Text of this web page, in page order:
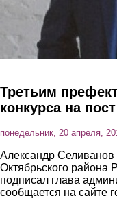
Третьим
конкурса на
понедельник, 20 апреля,
Александр Селиванов
Октябрьского района
подписал глава
сообщается на сайте